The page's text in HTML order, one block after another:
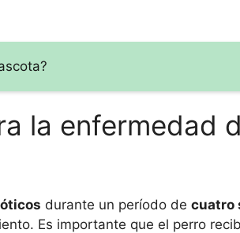
la enfermedad
durante un período de cuatro
Es importante que el perro